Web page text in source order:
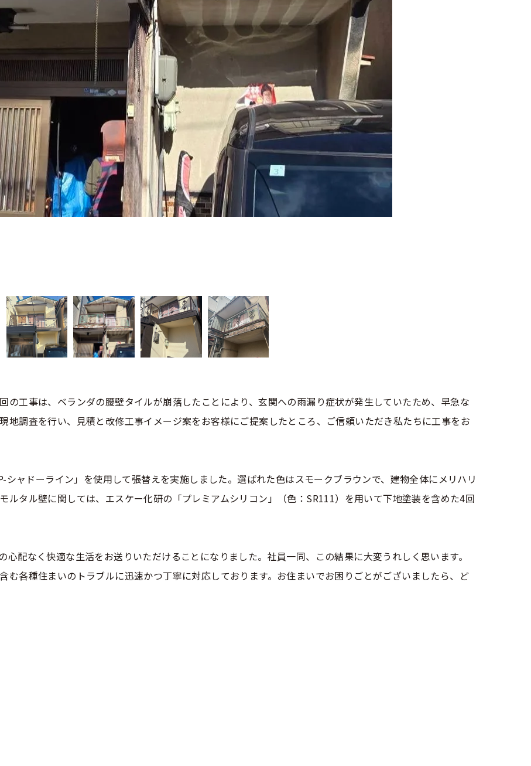
の工事は、ベランダの腰壁タイルが崩落したことにより、玄関への雨漏り症状が発生していたため、早急な
地調査を行い、見積と改修工事イメージ案をお客様にご提案したところ、ご信頼いただき私たちに工事をお
ャドーライン」を使用して張替えを実施しました。選ばれた色はスモークブラウンで、建物全体にメリハリ
ルタル壁に関しては、エスケー化研の「プレミアムシリコン」（色：SR111）を用いて下地塗装を含めた4回
配なく快適な生活をお送りいただけることになりました。社員一同、この結果に大変うれしく思います。
む各種住まいのトラブルに迅速かつ丁寧に対応しております。お住まいでお困りごとがございましたら、ど